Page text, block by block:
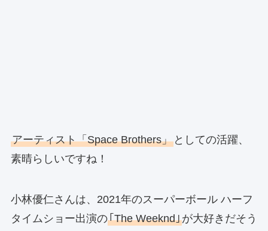
アーティスト「Space Brothers」としての活躍、
素晴らしいですね！
小林優仁さんは、2021年のスーパーボール ハーフ
タイムショー出演の｢The Weeknd｣が大好きだそう